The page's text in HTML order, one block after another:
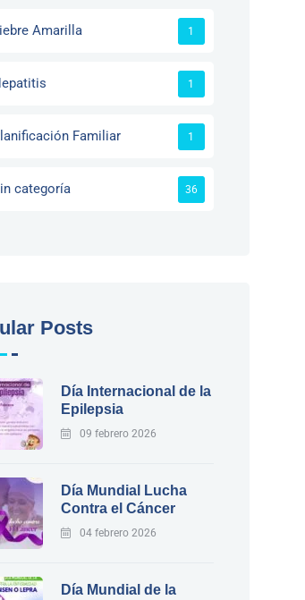
Amarilla 1
1
Familiar 1
categoría 36
Posts
Día Internacional de la
Epilepsia
09 febrero 2026
Día Mundial Lucha
Contra el Cáncer
04 febrero 2026
Día Mundial de la